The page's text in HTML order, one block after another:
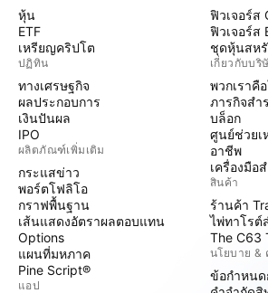
หุ้น
ETF
เหรียญคริปโต
ปฏิทิน
ทางเศรษฐกิจ
ผลประกอบการ
เงินปันผล
IPO
ผลิตภัณฑ์เพิ่มเติม
กระแสข่าว
พอร์ตโฟลิโอ
กราฟพื้นฐาน
เส้นแสดงอัตราผลตอบแทน
Options
แผนที่มหภาค
Pine Script®
แอป
ฟิวเจอร์ส
ฟิวเจอร์ส
ชุดหุ้นสห
เกี่ยวกับบริ
พวกเราคื
ภารกิจสำ
บล็อก
ศูนย์ช่วยเ
อาชีพ
เครื่องมือ
สินค้า
ร้านค้า
ไพ่ทาโรต์
The C63
นโยบาย &
ข้อกำหนด